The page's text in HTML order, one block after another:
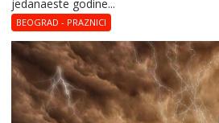
јеdanaеstе gоdinе...
BEOGRAD - PRAZNICI